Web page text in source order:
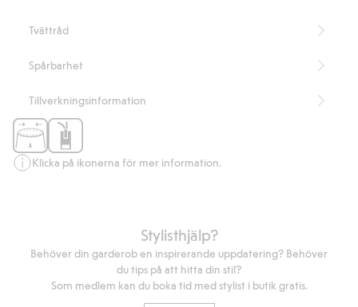
Tvättråd
Spårbarhet
Tillverkningsinformation
Klicka på ikonerna för mer information.
Stylisthjälp?
Behöver din garderob en inspirerande uppdatering? Behöver
du tips på att hitta din stil?
Som medlem kan du boka tid med stylist i butik gratis.